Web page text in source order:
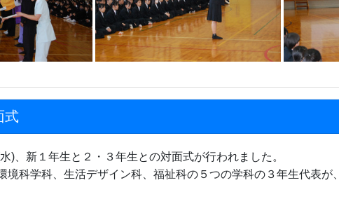
式
)、新１年生と２・３年生との対面式が行われました。
境科学科、生活デザイン科、福祉科の５つの学科の３年生代表が、